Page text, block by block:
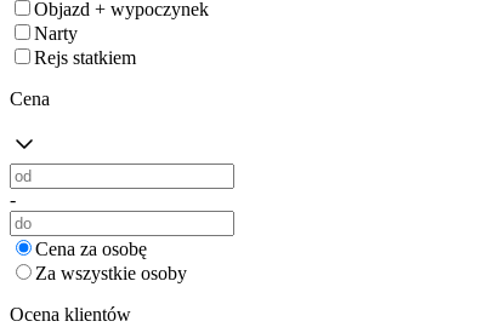
Objazd + wypoczynek
Narty
Rejs statkiem
Cena
-
Cena za osobę
Za wszystkie osoby
Ocena klientów